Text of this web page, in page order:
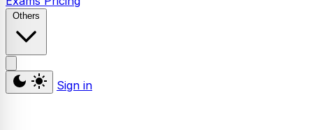
Others
Sign in